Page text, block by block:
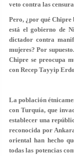
veto contra las
Pero, ¿por qué Chipre
está el gobierno de
dictador contra
mujeres? Por
Chipre se preocupa
con Recep Tayyip
La población
con Turquía, que
establecer una
reconocida por
oriental han hecho
todas las potencias